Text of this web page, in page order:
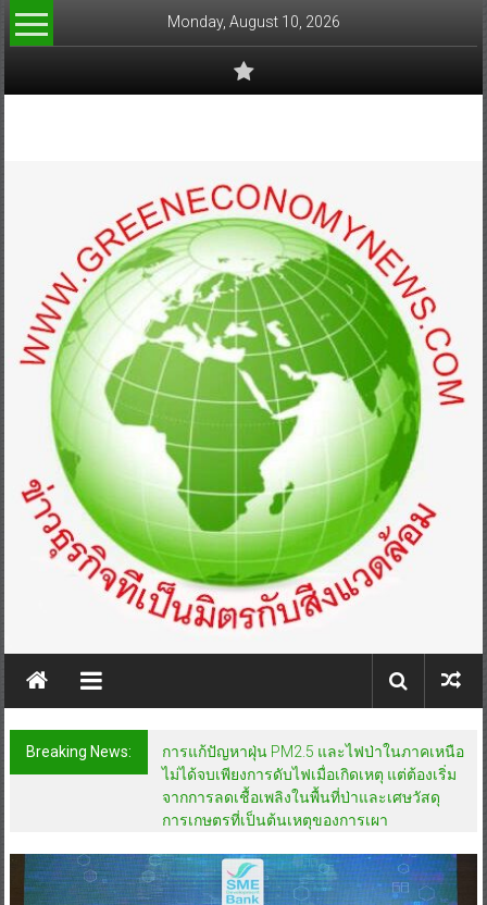
Skip
to
Monday, August 10, 2026
Breaking News:
การแก้ปัญหาฝุ่น PM2.5 และไฟป่าในภาคเหนือ
ไม่ได้จบเพียงการดับไฟเมื่อเกิดเหตุ แต่ต้องเริ่ม
จากการลดเชื้อเพลิงในพื้นที่ป่าและเศษวัสดุ
การเกษตรที่เป็นต้นเหตุของการเผา